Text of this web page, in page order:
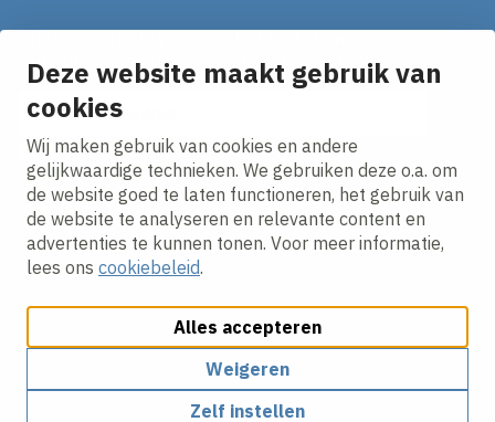
Deze website maakt gebruik van
cookies
Wij maken gebruik van cookies en andere
gelijkwaardige technieken. We gebruiken deze o.a. om
de website goed te laten functioneren, het gebruik van
de website te analyseren en relevante content en
advertenties te kunnen tonen. Voor meer informatie,
lees ons cookiebeleid.
Alles accepteren
Weigeren
Zelf instellen
Ontvang onze nieuws alerts in je mailbox!
E-mailadres
Ik ga akkoord met hetprivacy statement.
Cookies aanpassenCookie beleidPrivacy policy
Algemene inkoopvoorwaarden